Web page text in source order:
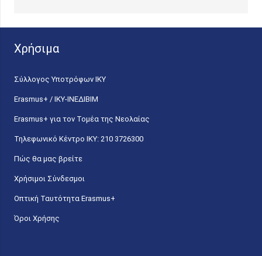
Χρήσιμα
Σύλλογος Υποτρόφων ΙΚΥ
Erasmus+ / ΙΚΥ-ΙΝΕΔΙΒΙΜ
Erasmus+ για τον Τομέα της Νεολαίας
Τηλεφωνικό Κέντρο IKY: 210 3726300
Πώς θα μας βρείτε
Χρήσιμοι Σύνδεσμοι
Οπτική Ταυτότητα Erasmus+
Όροι Χρήσης